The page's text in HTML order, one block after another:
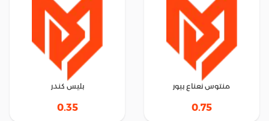
منتوس نعناع بيور
0.75
بليس كندر
0.35